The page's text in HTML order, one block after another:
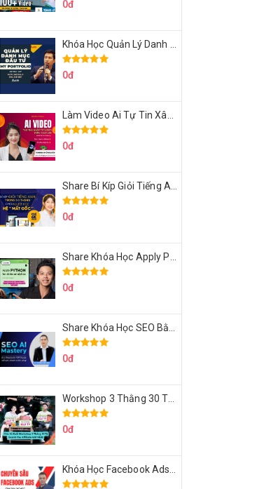
0đ
0đ
0đ
0đ
0đ
0đ
0đ